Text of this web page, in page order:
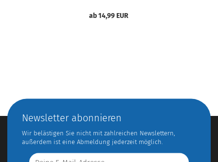
ab 14,99 EUR
Newsletter abonnieren
Wir belästigen Sie nicht mit zahlreichen Newslettern,
außerdem ist eine Abmeldung jederzeit möglich.